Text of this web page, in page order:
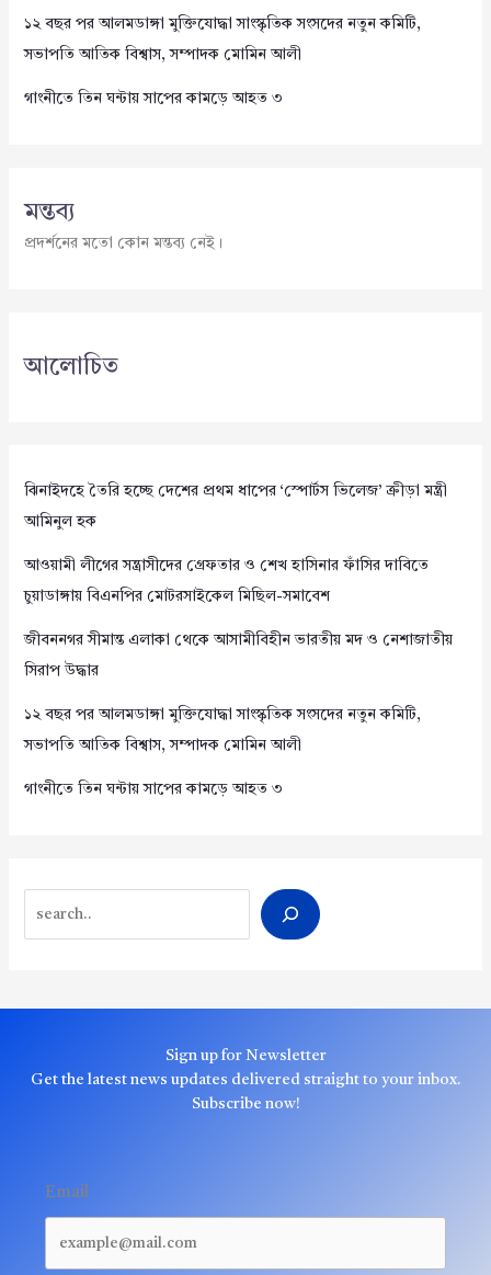
১২ বছর পর আলমডাঙ্গা মুক্তিযোদ্ধা সাংস্কৃতিক সংসদের নতুন কমিটি,
সভাপতি আতিক বিশ্বাস, সম্পাদক মোমিন আলী
গাংনীতে তিন ঘন্টায় সাপের কামড়ে আহত ৩
মন্তব্য
প্রদর্শনের মতো কোন মন্তব্য নেই।
আলোচিত
ঝিনাইদহে তৈরি হচ্ছে দেশের প্রথম ধাপের ‘স্পোর্টস ভিলেজ’ ক্রীড়া মন্ত্রী
আমিনুল হক
আওয়ামী লীগের সন্ত্রাসীদের গ্রেফতার ও শেখ হাসিনার ফাঁসির দাবিতে
চুয়াডাঙ্গায় বিএনপির মোটরসাইকেল মিছিল-সমাবেশ
জীবননগর সীমান্ত এলাকা থেকে আসামীবিহীন ভারতীয় মদ ও নেশাজাতীয়
সিরাপ উদ্ধার
১২ বছর পর আলমডাঙ্গা মুক্তিযোদ্ধা সাংস্কৃতিক সংসদের নতুন কমিটি,
সভাপতি আতিক বিশ্বাস, সম্পাদক মোমিন আলী
গাংনীতে তিন ঘন্টায় সাপের কামড়ে আহত ৩
Sign up for Newsletter
Get the latest news updates delivered straight to your inbox.
Subscribe now!
Email